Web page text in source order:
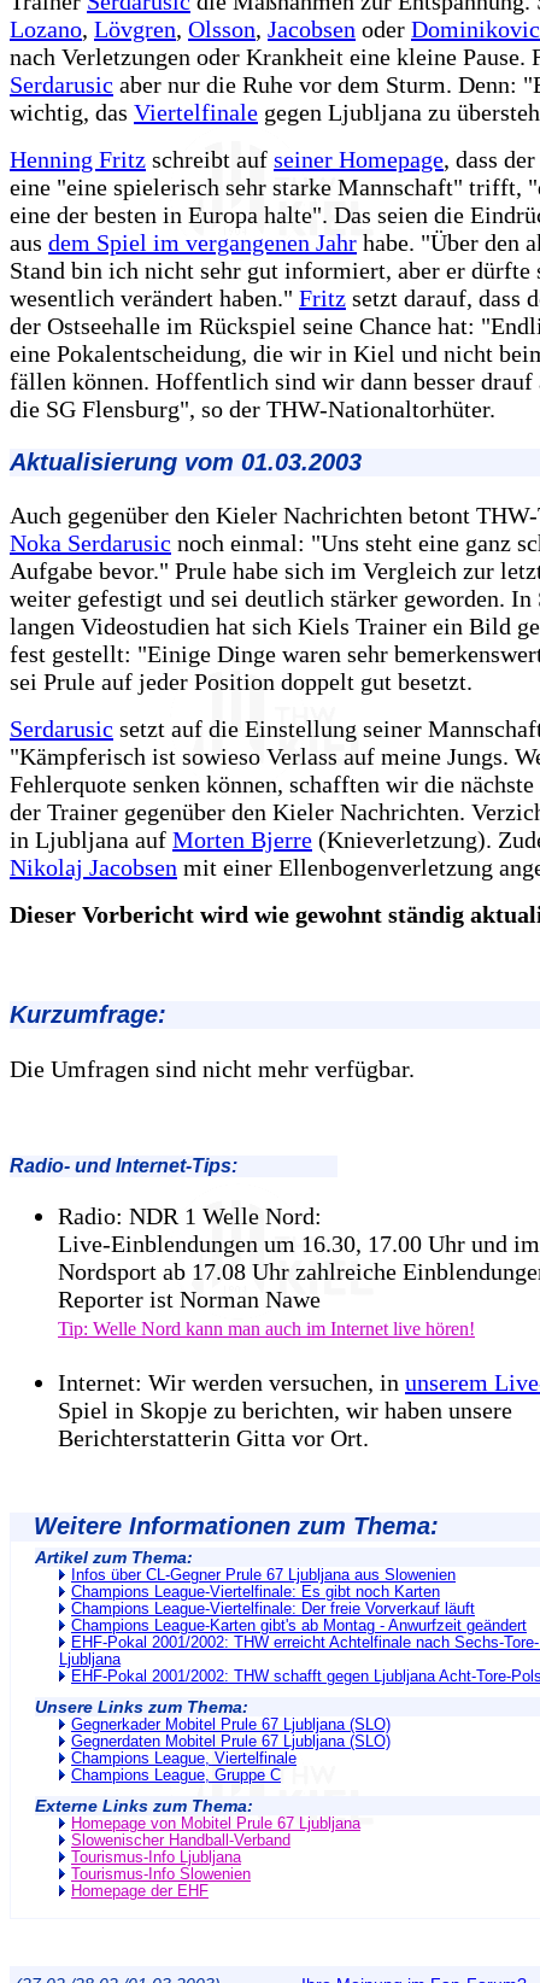
Lozano, Lövgren, Olsson, Jacobsen oder Dominikovic
nach Verletzungen oder Krankheit eine kleine Pause.
Serdarusic aber nur die Ruhe vor dem Sturm. Denn:
wichtig, das Viertelfinale gegen Ljubljana zu
Henning Fritz schreibt auf seiner Homepage, dass
eine "eine spielerisch sehr starke Mannschaft" trifft,
eine der besten in Europa halte". Das seien die
aus dem Spiel im vergangenen Jahr habe. "Über den
Stand bin ich nicht sehr gut informiert, aber er dürfte
wesentlich verändert haben." Fritz setzt darauf, dass
der Ostseehalle im Rückspiel seine Chance hat:
eine Pokalentscheidung, die wir in Kiel und nicht
fällen können. Hoffentlich sind wir dann besser drauf
die SG Flensburg", so der THW-Nationaltorhüter.
Aktualisierung vom 01.03.2003
Auch gegenüber den Kieler Nachrichten betont
Noka Serdarusic noch einmal: "Uns steht eine ganz
Aufgabe bevor." Prule habe sich im Vergleich zur
weiter gefestigt und sei deutlich stärker geworden. In
langen Videostudien hat sich Kiels Trainer ein Bild
fest gestellt: "Einige Dinge waren sehr
sei Prule auf jeder Position doppelt gut besetzt.
Serdarusic setzt auf die Einstellung seiner
"Kämpferisch ist sowieso Verlass auf meine Jungs.
Fehlerquote senken können, schafften wir die nächste
der Trainer gegenüber den Kieler Nachrichten.
in Ljubljana auf Morten Bjerre (Knieverletzung).
Nikolaj Jacobsen mit einer Ellenbogenverletzung
Dieser Vorbericht wird wie gewohnt ständig
Kurzumfrage:
Die Umfragen sind nicht mehr verfügbar.
Radio- und Internet-Tips:
Radio: NDR 1 Welle Nord:
Live-Einblendungen um 16.30, 17.00 Uhr und im
Nordsport ab 17.08 Uhr zahlreiche
Reporter ist Norman Nawe
Tip: Welle Nord kann man auch im Internet live hören!
Internet: Wir werden versuchen, in unserem
Spiel in Skopje zu berichten, wir haben unsere
Berichterstatterin Gitta vor Ort.
Weitere Informationen zum Thema:
Artikel zum Thema:
Infos über CL-Gegner Prule 67 Ljubljana aus Slowenien
Champions League-Viertelfinale: Es gibt noch Karten
Champions League-Viertelfinale: Der freie Vorverkauf läuft
Champions League-Karten gibt's ab Montag - Anwurfzeit geändert
EHF-Pokal 2001/2002: THW erreicht Achtelfinale nach Sechs-
Ljubljana
EHF-Pokal 2001/2002: THW schafft gegen Ljubljana Acht-Tore-
Unsere Links zum Thema:
Gegnerkader Mobitel Prule 67 Ljubljana (SLO)
Gegnerdaten Mobitel Prule 67 Ljubljana (SLO)
Champions League, Viertelfinale
Champions League, Gruppe C
Externe Links zum Thema:
Homepage von Mobitel Prule 67 Ljubljana
Slowenischer Handball-Verband
Tourismus-Info Ljubljana
Tourismus-Info Slowenien
Homepage der EHF